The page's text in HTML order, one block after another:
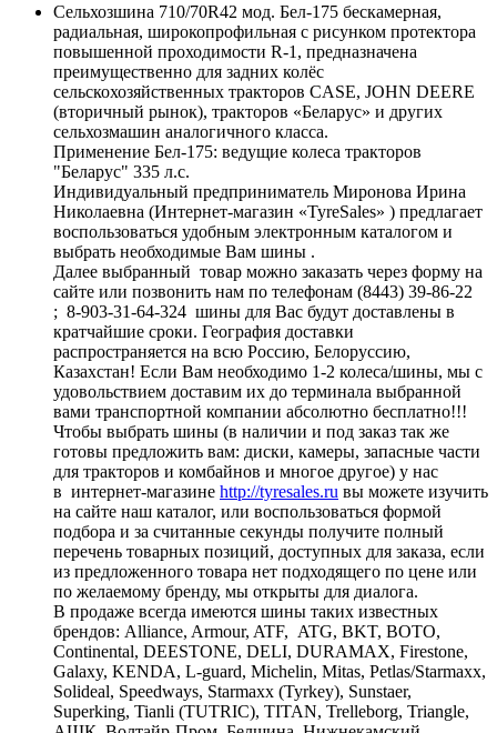
Сельхозшина 710/70R42 мод. Бел-175 бескамерная,
радиальная, широкопрофильная с рисунком протектора
повышенной проходимости R-1, предназначена
преимущественно для задних колёс
сельскохозяйственных тракторов CASE, JOHN DEERE
(вторичный рынок), тракторов «Беларус» и других
сельхозмашин аналогичного класса.
Применение Бел-175: ведущие колеса тракторов
"Беларус" 335 л.с.
Индивидуальный предприниматель Миронова Ирина
Николаевна (Интернет-магазин «TyreSales» ) предлагает
воспользоваться удобным электронным каталогом и
выбрать необходимые Вам шины .
Далее выбранный товар можно заказать через форму на
сайте или позвонить нам по телефонам (8443) 39-86-22
; 8-903-31-64-324 шины для Вас будут доставлены в
кратчайшие сроки. География доставки
распространяется на всю Россию, Белоруссию,
Казахстан! Если Вам необходимо 1-2 колеса/шины, мы с
удовольствием доставим их до терминала выбранной
вами транспортной компании абсолютно бесплатно!!!
Чтобы выбрать шины (в наличии и под заказ так же
готовы предложить вам: диски, камеры, запасные части
для тракторов и комбайнов и многое другое) у нас
в интернет-магазине http://tyresales.ru вы можете изучить
на сайте наш каталог, или воспользоваться формой
подбора и за считанные секунды получите полный
перечень товарных позиций, доступных для заказа, если
из предложенного товара нет подходящего по цене или
по желаемому бренду, мы открыты для диалога.
В продаже всегда имеются шины таких известных
брендов: Alliance, Armour, ATF, ATG, BKT, BOTO,
Continental, DEESTONE, DELI, DURAMAX, Firestone,
Galaxy, KENDA, L-guard, Michelin, Mitas, Petlas/Starmaxx,
Solideal, Speedways, Starmaxx (Tyrkey), Sunstaer,
Superking, Tianli (TUTRIC), TITAN, Trelleborg, Triangle,